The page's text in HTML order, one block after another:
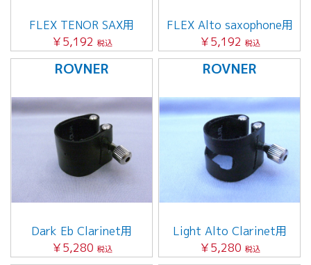
FLEX TENOR SAX用
￥5,192 税込
FLEX Alto saxophone用
￥5,192 税込
ROVNER
Dark Eb Clarinet用
￥5,280 税込
ROVNER
Light Alto Clarinet用
￥5,280 税込